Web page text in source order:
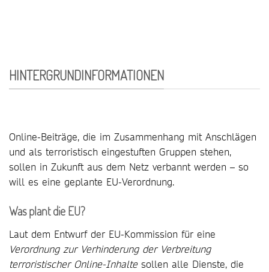
HINTERGRUNDINFORMATIONEN
Online-Beiträge, die im Zusammenhang mit Anschlägen
und als terroristisch eingestuften Gruppen stehen,
sollen in Zukunft aus dem Netz verbannt werden – so
will es eine geplante EU-Verordnung.
Was plant die EU?
Laut dem Entwurf der EU-Kommission für eine
Verordnung zur Verhinderung der Verbreitung
terroristischer Online-Inhaltesollen alle Dienste, die